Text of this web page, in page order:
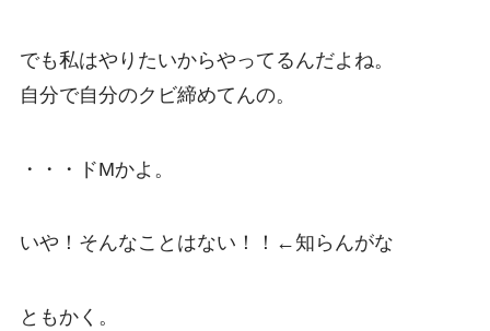
でも私はやりたいからやってるんだよね。
自分で自分のクビ締めてんの。
・・・ドMかよ。
いや！そんなことはない！！←知らんがな
ともかく。